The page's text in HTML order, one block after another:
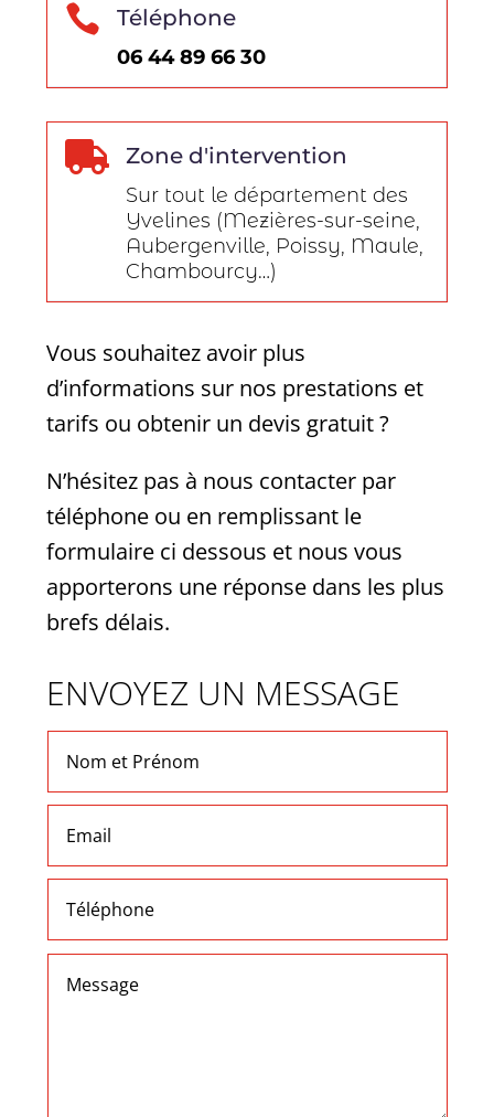
 Téléphone
06 44 89 66 30
 Zone d'intervention
Sur tout le département des
Yvelines (Mezières-sur-seine,
Aubergenville, Poissy, Maule,
Chambourcy…)
Vous souhaitez avoir plus
d’informations sur nos prestations et
tarifs ou obtenir un devis gratuit ?
N’hésitez pas à nous contacter par
téléphone ou en remplissant le
formulaire ci dessous et nous vous
apporterons une réponse dans les plus
brefs délais.
ENVOYEZ UN MESSAGE